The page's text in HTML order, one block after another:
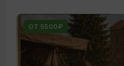
ОТ 5500₽